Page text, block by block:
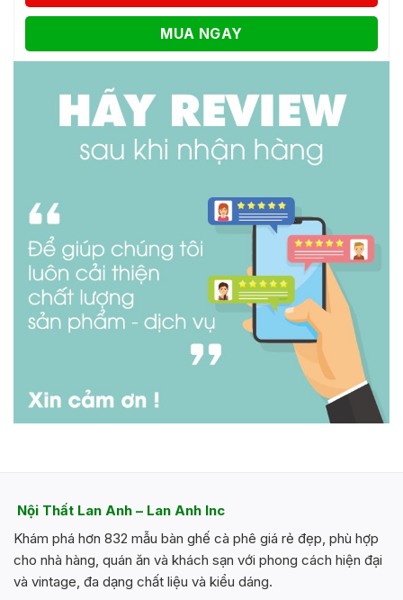
MUA NGAY
Nội Thất Lan Anh – Lan Anh Inc
Khám phá hơn 832 mẫu bàn ghế cà phê giá rẻ đẹp, phù hợp
cho nhà hàng, quán ăn và khách sạn với phong cách hiện đại
và vintage, đa dạng chất liệu và kiểu dáng.